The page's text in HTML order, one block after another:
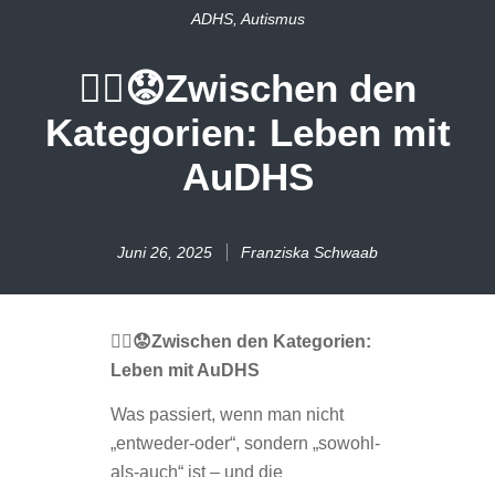
ADHS, Autismus
😶‍🌫️😟Zwischen den
Kategorien: Leben mit
AuDHS
Juni 26, 2025 Franziska Schwaab
😶 ‍🌫️😟Zwischen den Kategorien:
Leben mit AuDHS
Was passiert, wenn man nicht
„entweder-oder“, sondern „sowohl-
als-auch“ ist – und die